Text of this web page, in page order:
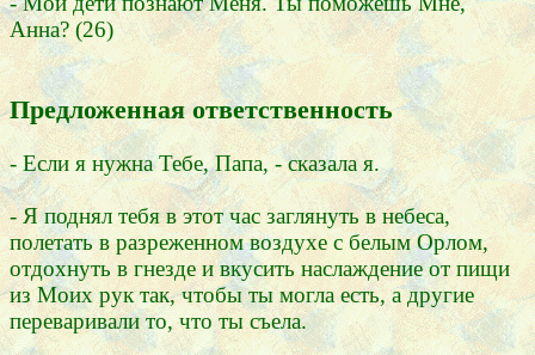
Анна? (26)
Предложенная ответственность
- Если я нужна Тебе, Папа, - сказала я.
- Я поднял тебя в этот час заглянуть в небеса,
полетать в разреженном воздухе с белым Орлом,
отдохнуть в гнезде и вкусить наслаждение от пищи
из Моих рук так, чтобы ты могла есть, а другие
переваривали то, что ты съела.